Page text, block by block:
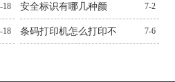
空一张解决方法
18 安全标识有哪几种颜
色？有什么作用？
7-2
18 条码打印机怎么打印不 7-6